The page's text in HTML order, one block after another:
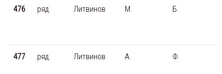
476 ряд. Литвинов М. Б.
477 ряд. Литвинов А. Ф.